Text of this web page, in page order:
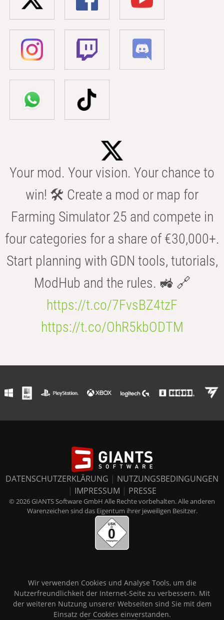
Your mod. Your vision. Your chance to
win! 🛠️ Create a mod or map for
Farming Simulator 25 and compete in
four categories for a share of €30,000+.
Start planning with GDN tools, tutorials,
ModHub and the rules. 🚜 🔗
https://t.co/7FvsBZ4tzF
https://t.co/OhR5kbODTM
DATENSCHUTZERKLÄRUNG | NUTZUNGSBEDINGUNGEN
| IMPRESSUM | PRESSE
© 2026 GIANTS Software GmbH Alle Rechte vorbehalten. Alle anderen
Warenzeichen sind das Eigentum ihrer jeweiligen Besitzer.
Wir verwenden Cookies und Analyse Tools, um die
Nutzerfreundlichkeit der Internet-Seite zu verbessern. Mit
der weiteren Nutzung unserer Webseiten sind Sie mit dem
Einsatz der Cookies einverstanden.